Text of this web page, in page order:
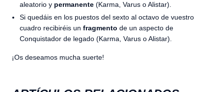
aleatorio y permanente (Karma, Varus o Alistar).
Si quedáis en los puestos del sexto al octavo de vuestro
cuadro recibiréis un fragmento de un aspecto de
Conquistador de legado (Karma, Varus o Alistar).
¡Os deseamos mucha suerte!